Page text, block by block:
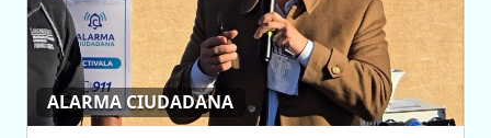
ALARMA CIUDADANA